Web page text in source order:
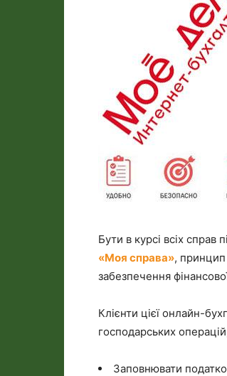
Бути в курсі всіх
«Моя справа», принцип
забезпечення
Клієнти цієї онлайн-
господарських
Заповнювати